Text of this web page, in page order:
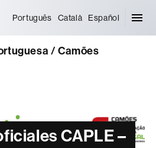
Português Català Español
/ Camões
CAPLE –